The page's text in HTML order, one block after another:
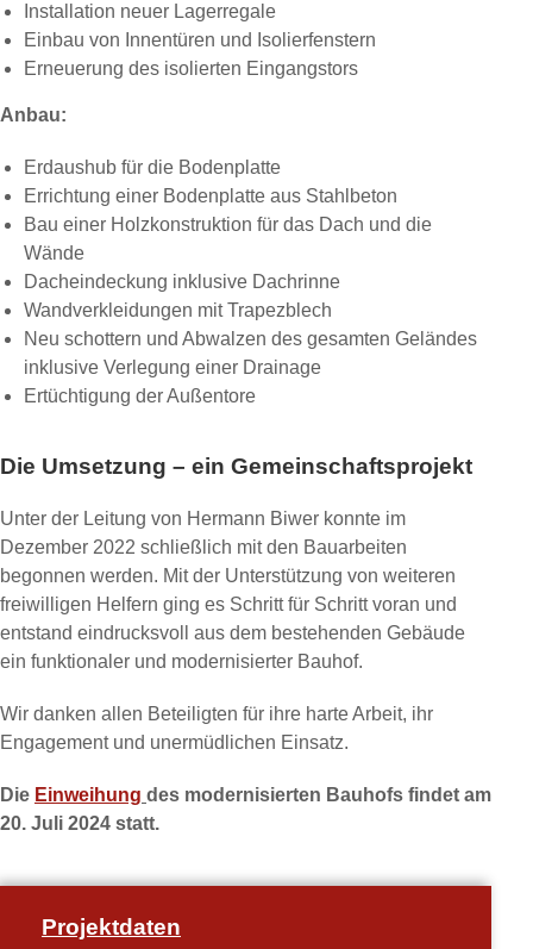
Installation neuer Lagerregale
Einbau von Innentüren und Isolierfenstern
Erneuerung des isolierten Eingangstors
Anbau:
Erdaushub für die Bodenplatte
Errichtung einer Bodenplatte aus Stahlbeton
Bau einer Holzkonstruktion für das Dach und die
Wände
Dacheindeckung inklusive Dachrinne
Wandverkleidungen mit Trapezblech
Neu schottern und Abwalzen des gesamten Geländes
inklusive Verlegung einer Drainage
Ertüchtigung der Außentore
Die Umsetzung – ein Gemeinschaftsprojekt
Unter der Leitung von Hermann Biwer konnte im
Dezember 2022 schließlich mit den Bauarbeiten
begonnen werden. Mit der Unterstützung von weiteren
freiwilligen Helfern ging es Schritt für Schritt voran und
entstand eindrucksvoll aus dem bestehenden Gebäude
ein funktionaler und modernisierter Bauhof.
Wir danken allen Beteiligten für ihre harte Arbeit, ihr
Engagement und unermüdlichen Einsatz.
Die Einweihung des modernisierten Bauhofs findet am
20. Juli 2024 statt.
Projektdaten